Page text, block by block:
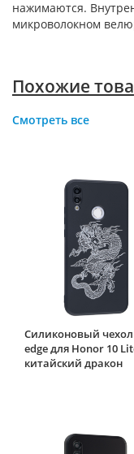
нажимаются.
микроволокном
Похожие
Смотреть все
Силиконовый
edge для Honor 10
китайский дракон